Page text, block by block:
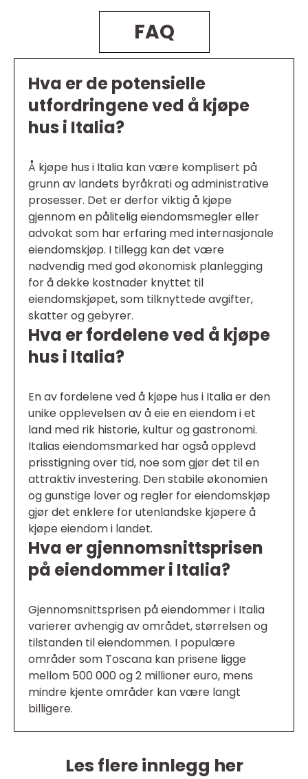
FAQ
Hva er de potensielle
utfordringene ved å kjøpe
hus i Italia?
Å kjøpe hus i Italia kan være komplisert på
grunn av landets byråkrati og administrative
prosesser. Det er derfor viktig å kjøpe
gjennom en pålitelig eiendomsmegler eller
advokat som har erfaring med internasjonale
eiendomskjøp. I tillegg kan det være
nødvendig med god økonomisk planlegging
for å dekke kostnader knyttet til
eiendomskjøpet, som tilknyttede avgifter,
skatter og gebyrer.
Hva er fordelene ved å kjøpe
hus i Italia?
En av fordelene ved å kjøpe hus i Italia er den
unike opplevelsen av å eie en eiendom i et
land med rik historie, kultur og gastronomi.
Italias eiendomsmarked har også opplevd
prisstigning over tid, noe som gjør det til en
attraktiv investering. Den stabile økonomien
og gunstige lover og regler for eiendomskjøp
gjør det enklere for utenlandske kjøpere å
kjøpe eiendom i landet.
Hva er gjennomsnittsprisen
på eiendommer i Italia?
Gjennomsnittsprisen på eiendommer i Italia
varierer avhengig av området, størrelsen og
tilstanden til eiendommen. I populære
områder som Toscana kan prisene ligge
mellom 500 000 og 2 millioner euro, mens
mindre kjente områder kan være langt
billigere.
Les flere innlegg her